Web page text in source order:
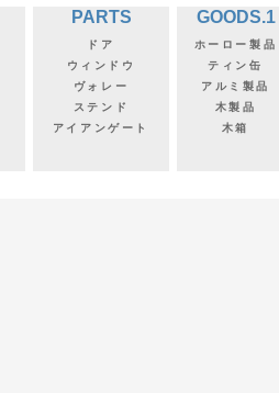
PARTS
ドア
ウィンドウ
ヴォレー
ステンド
アイアンゲート
GOODS.1
ホーロー製品
ティン缶
アルミ製品
木製品
木箱